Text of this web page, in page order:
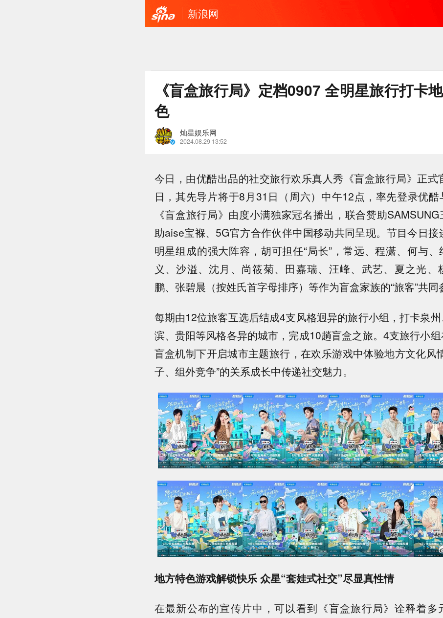
新浪网
《盲盒旅行局》定档0907 全明星旅行打卡
色
灿星娱乐网
2024.08.29 13:52
今日，由优酷出品的社交旅行欢乐真人秀《盲盒旅行局》正式
日，其先导片将于8月31日（周六）中午12点，率先登录优酷
《盲盒旅行局》由度小满独家冠名播出，联合赞助
助aise宝褓、5G官方合作伙伴中国移动共同呈现。节目今日接
明星组成的强大阵容，胡可担任“局长”，常远、程潇、何与
义、沙溢、沈月、尚筱菊、田嘉瑞、汪峰、武艺、夏之光、
鹏、张碧晨（按姓氏首字母排序）等作为盲盒家族的“旅客”共同
每期由12位旅客互选后结成4支风格迥异的旅行小组，打卡泉
滨、贵阳等风格各异的城市，完成10趟盲盒之旅。4支旅行小
盲盒机制下开启城市主题旅行，在欢乐游戏中体验地方文化风
子、组外竞争”的关系成长中传递社交魅力。
地方特色游戏解锁快乐 众星“套娃式社交”尽显真性情
在最新公布的宣传片中，可以看到《盲盒旅行局》诠释着多